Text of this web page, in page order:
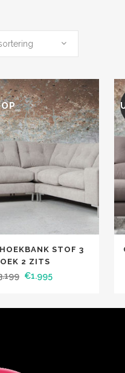
STOF 3
2 ZITS
€1.995